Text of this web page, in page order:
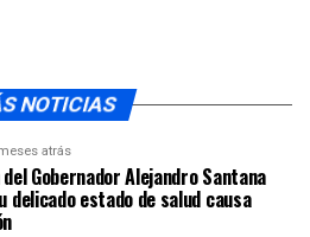
NOTICIAS
atrás
Gobernador Alejandro Santana
delicado estado de salud causa